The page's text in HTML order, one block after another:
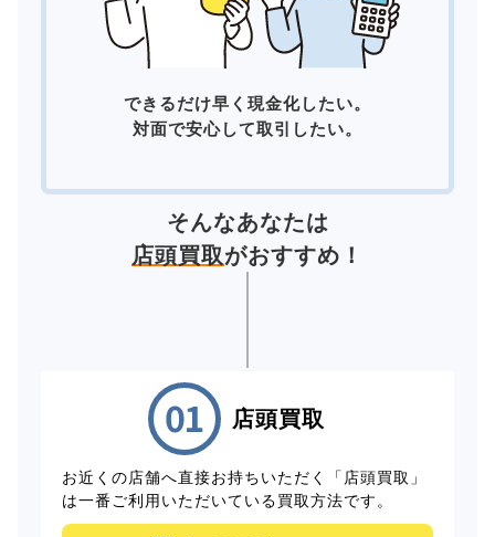
できるだけ早く現金化したい。
対面で安心して取引したい。
そんなあなたは
店頭買取がおすすめ！
店頭買取
お近くの店舗へ直接お持ちいただく「店頭買取」
は一番ご利用いただいている買取方法です。